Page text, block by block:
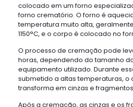
colocado em um forno
forno crematório. O forno é
temperatura muito alta,
1150°C, e o corpo é colocado no
O processo de cremação pode
horas, dependendo do tamanho
equipamento utilizado. Durante
submetido a altas temperaturas, o
transforma em cinzas e
Após a cremação, as cinzas e os